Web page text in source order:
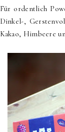
Für ordentlich
Dinkel-,
Kakao, Himbeere